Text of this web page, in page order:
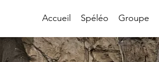
Accueil Spéléo Groupe